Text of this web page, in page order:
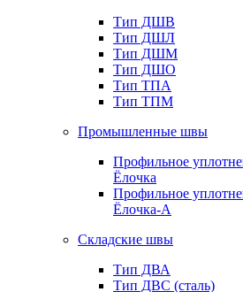
Тип ДШВ
Тип ДШЛ
Тип ДШМ
Тип ДШО
Тип ТПА
Тип ТПМ
Промышленные швы
Профильное
Ёлочка
Профильное
Ёлочка-А
Складские швы
Тип ДВА
Тип ДВС (сталь)